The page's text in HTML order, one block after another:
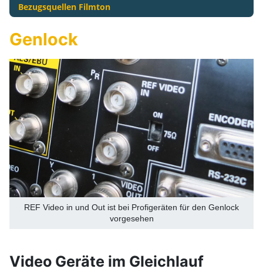
Bezugsquellen Filmton
Genlock
REF Video in und Out ist bei Profigeräten für den Genlock
vorgesehen
Video Geräte im Gleichlauf